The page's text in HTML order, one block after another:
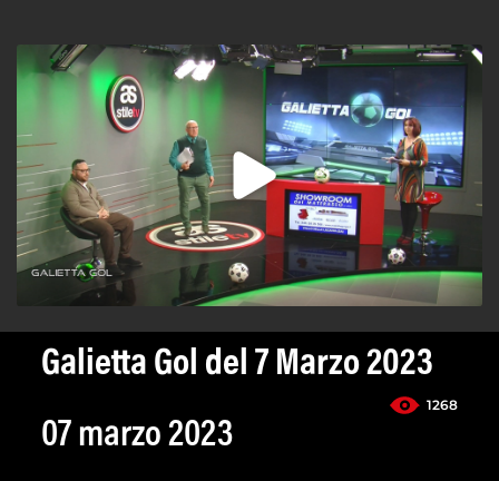
Galietta Gol del 7 Marzo 2023
1268
07 marzo 2023